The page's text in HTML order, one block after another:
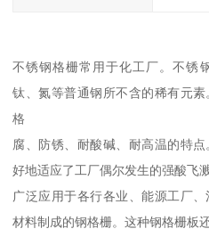
不锈钢格栅常用于化工厂。不锈
钛、氮等普通钢所不含的稀有元
格
腐、防锈、耐酸碱、耐高温的特
好地适应了工厂偶尔发生的强酸飞
广泛应用于各行各业、能源工厂
材料制成的钢格栅。这种钢格栅板